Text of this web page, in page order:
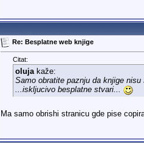
Re: Besplatne web knjige
Citat:
olujakaže:
Samo obratite paznju da knjige
...iskljucivo besplatne stvari...
Ma samo obrishi stranicu gde pise